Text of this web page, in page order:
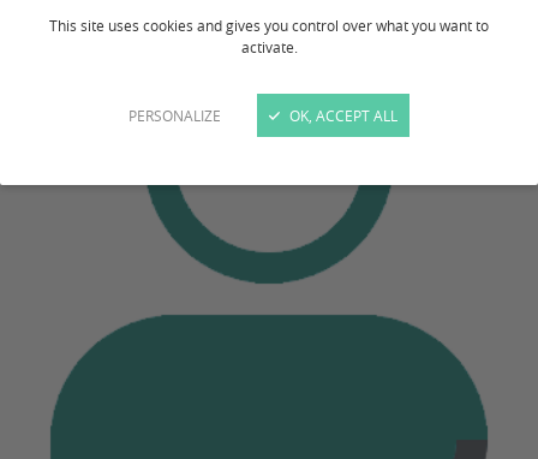
This site uses cookies and gives you control over what you want to
activate.
PERSONALIZE OK, ACCEPT ALL